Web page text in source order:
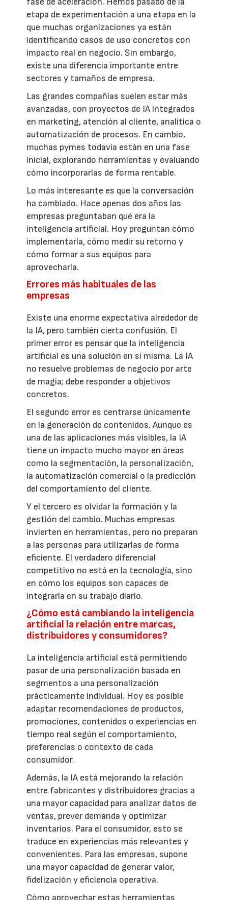
etapa de experimentación a una etapa en la
que muchas organizaciones ya están
identificando casos de uso concretos con
impacto real en negocio. Sin embargo,
existe una diferencia importante entre
sectores y tamaños de empresa.
Las grandes compañías suelen estar más
avanzadas, con proyectos de IA integrados
en marketing, atención al cliente, analítica o
automatización de procesos. En cambio,
muchas pymes todavía están en una fase
inicial, explorando herramientas y evaluando
cómo incorporarlas de forma rentable.
Lo más interesante es que la conversación
ha cambiado. Hace apenas dos años las
empresas preguntaban qué era la
inteligencia artificial. Hoy preguntan cómo
implementarla, cómo medir su retorno y
cómo formar a sus equipos para
aprovecharla.
Errores más habituales de las
empresas
Existe una enorme expectativa alrededor de
la IA, pero también cierta confusión. El
primer error es pensar que la inteligencia
artificial es una solución en sí misma. La IA
no resuelve problemas de negocio por arte
de magia; debe responder a objetivos
concretos.
El segundo error es centrarse únicamente
en la generación de contenidos. Aunque es
una de las aplicaciones más visibles, la IA
tiene un impacto mucho mayor en áreas
como la segmentación, la personalización,
la automatización comercial o la predicción
del comportamiento del cliente.
Y el tercero es olvidar la formación y la
gestión del cambio. Muchas empresas
invierten en herramientas, pero no preparan
a las personas para utilizarlas de forma
eficiente. El verdadero diferencial
competitivo no está en la tecnología, sino
en cómo los equipos son capaces de
integrarla en su trabajo diario.
¿Cómo está cambiando la inteligencia
artificial la relación entre marcas,
distribuidores y consumidores?
La inteligencia artificial está permitiendo
pasar de una personalización basada en
segmentos a una personalización
prácticamente individual. Hoy es posible
adaptar recomendaciones de productos,
promociones, contenidos o experiencias en
tiempo real según el comportamiento,
preferencias o contexto de cada
consumidor.
Además, la IA está mejorando la relación
entre fabricantes y distribuidores gracias a
una mayor capacidad para analizar datos de
ventas, prever demanda y optimizar
inventarios. Para el consumidor, esto se
traduce en experiencias más relevantes y
convenientes. Para las empresas, supone
una mayor capacidad de generar valor,
fidelización y eficiencia operativa.
Cómo aprovechar estas herramientas